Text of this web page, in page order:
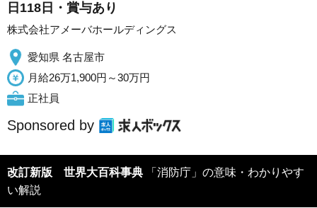
日118日・賞与あり
株式会社アメーバホールディングス
愛知県 名古屋市
月給26万1,900円～30万円
正社員
Sponsored by
改訂新版 世界大百科事典 「消防庁」の意味・わかりやす
い解説